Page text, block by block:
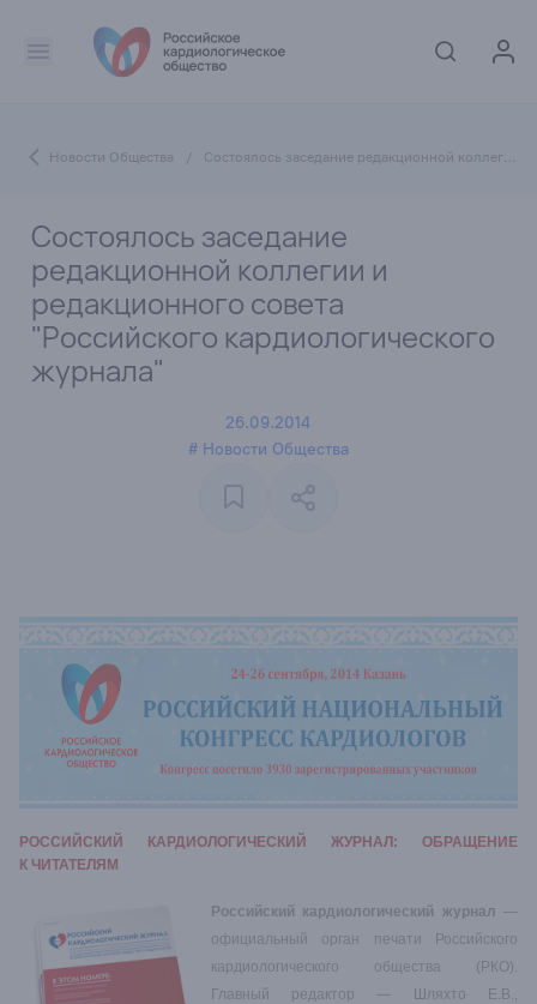
Новости Общества / Состоялось заседание редакционной коллегии и редакционного совета "Российского кардиологического журнала"
Состоялось заседание
редакционной коллегии и
редакционного совета
"Российского кардиологического
журнала"
26.09.2014
# Новости Общества
РОССИЙСКИЙ КАРДИОЛОГИЧЕСКИЙ ЖУРНАЛ: ОБРАЩЕНИЕ
К ЧИТАТЕЛЯМ
Российский кардиологический журнал —
официальный орган печати Российского
кардиологического общества (РКО).
Главный редактор — Шляхто Е.В.,